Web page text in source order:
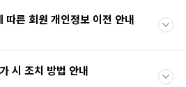
따른 회원 개인정보 이전 안내
시 조치 방법 안내